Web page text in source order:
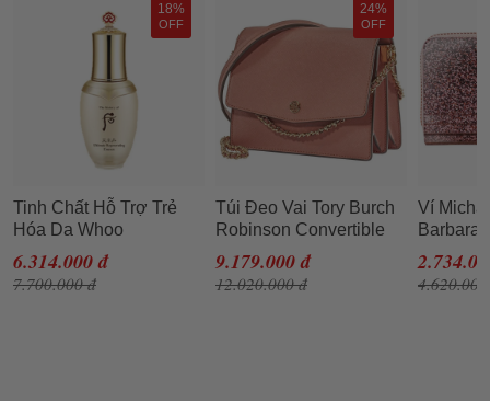
18%
OFF
Tinh Chất Hỗ Trợ Trẻ
Hóa Da Whoo
Cheonyuldan
Regenerating Essence
6.314.000 đ
7.700.000 đ
24%
OFF
Túi Đeo Vai Tory Burch
Robinson Convertible
Shoulder Bag- Tramonto
Cho Nữ
9.179.000 đ
12.020.000 đ
Ví
Barbara
Metallic
Rose